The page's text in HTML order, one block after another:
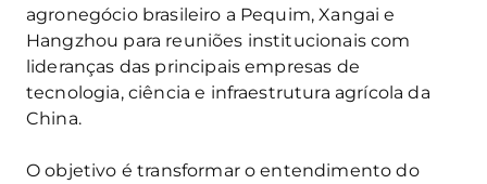
agronegócio brasileiro a Pequim, Xangai e
Hangzhou para reuniões institucionais com
lideranças das principais empresas de
tecnologia, ciência e infraestrutura agrícola da
China.
O objetivo é transformar o entendimento do